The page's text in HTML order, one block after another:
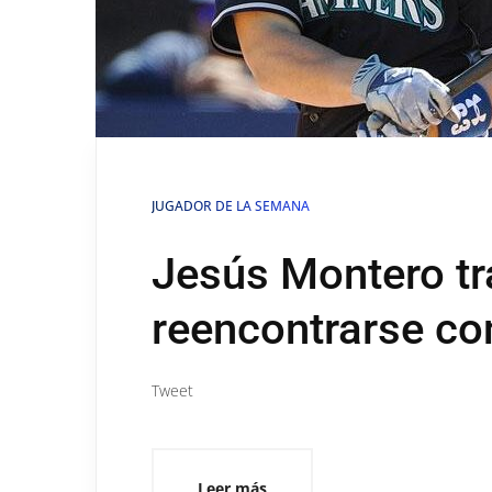
JUGADOR DE LA SEMANA
Jesús Montero
reencontrarse
Tweet